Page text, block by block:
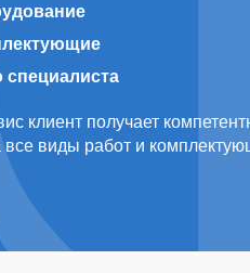
специалиста
клиент получает
все виды работ и